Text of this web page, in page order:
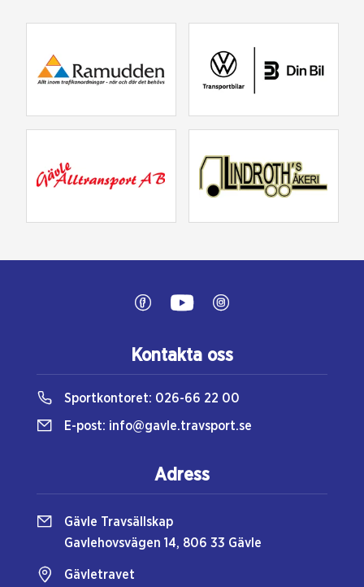
Kontakta oss
Sportkontoret: 026-66 22 00
E-post: info@gavle.travsport.se
Adress
Gävle Travsällskap
Gavlehovsvägen 14, 806 33 Gävle
Gävletravet